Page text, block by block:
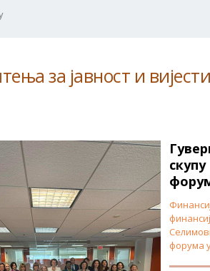
за јавност и вијести
форума